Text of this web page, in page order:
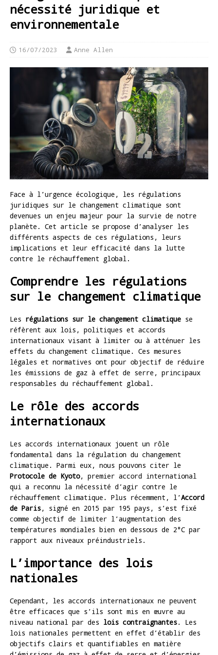
nécessité juridique et
environnementale
16/07/2023 Anne Allen
Face à l’urgence écologique, les régulations
juridiques sur le changement climatique sont
devenues un enjeu majeur pour la survie de notre
planète. Cet article se propose d’analyser les
différents aspects de ces régulations, leurs
implications et leur efficacité dans la lutte
contre le réchauffement global.
Comprendre les régulations
sur le changement climatique
Les régulations sur le changement climatique se
réfèrent aux lois, politiques et accords
internationaux visant à limiter ou à atténuer les
effets du changement climatique. Ces mesures
légales et normatives ont pour objectif de réduire
les émissions de gaz à effet de serre, principaux
responsables du réchauffement global.
Le rôle des accords
internationaux
Les accords internationaux jouent un rôle
fondamental dans la régulation du changement
climatique. Parmi eux, nous pouvons citer le
Protocole de Kyoto, premier accord international
qui a reconnu la nécessité d’agir contre le
réchauffement climatique. Plus récemment, l’Accord
de Paris, signé en 2015 par 195 pays, s’est fixé
comme objectif de limiter l’augmentation des
températures mondiales bien en dessous de 2°C par
rapport aux niveaux préindustriels.
L’importance des lois
nationales
Cependant, les accords internationaux ne peuvent
être efficaces que s’ils sont mis en œuvre au
niveau national par des lois contraignantes. Les
lois nationales permettent en effet d’établir des
objectifs clairs et quantifiables en matière